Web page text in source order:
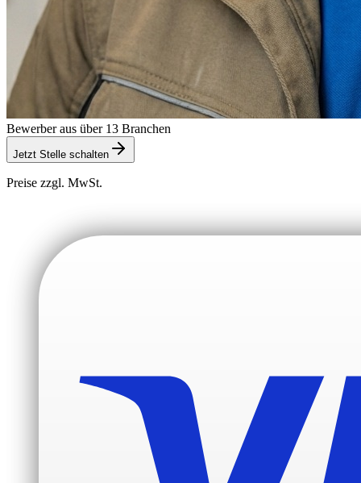
Bewerber aus über 13 Branchen
Jetzt Stelle schalten
Preise zzgl. MwSt.